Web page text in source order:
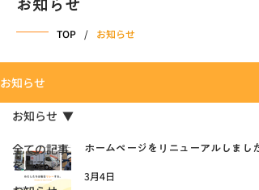
お知らせ
TOP / お知らせ
お知らせ
全ての記事
を見る
お知らせ
ホームページをリニューアルしました
3月4日